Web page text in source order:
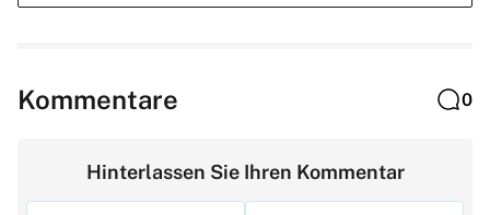
Kommentare 0
Hinterlassen Sie Ihren Kommentar